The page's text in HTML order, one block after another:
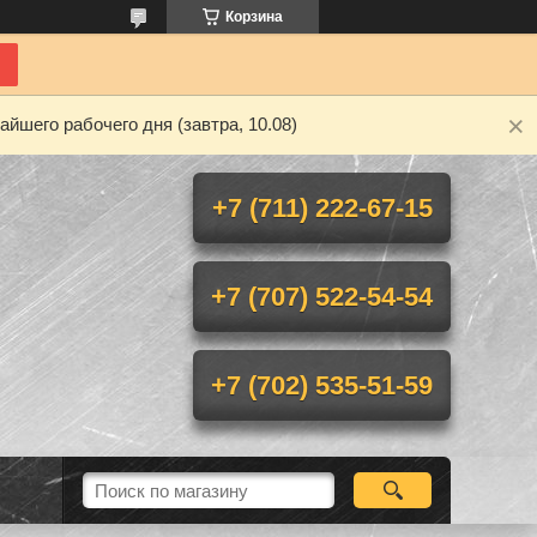
Корзина
рабочего дня (завтра, 10.08)
+7 (711) 222-67-15
+7 (707) 522-54-54
+7 (702) 535-51-59